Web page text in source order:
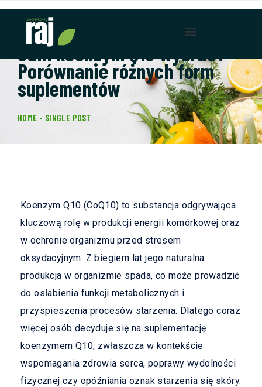
Jaki koenzym Q10 wybrać?
Porównanie różnych form
suplementów
HOME - SINGLE POST
Koenzym Q10 (CoQ10) to substancja odgrywająca
kluczową rolę w produkcji energii komórkowej oraz
w ochronie organizmu przed stresem
oksydacyjnym. Z biegiem lat jego naturalna
produkcja w organizmie spada, co może prowadzić
do osłabienia funkcji metabolicznych i
przyspieszenia procesów starzenia. Dlatego coraz
więcej osób decyduje się na suplementację
koenzymem Q10, zwłaszcza w kontekście
wspomagania zdrowia serca, poprawy wydolności
fizycznej czy opóźniania oznak starzenia się skóry.